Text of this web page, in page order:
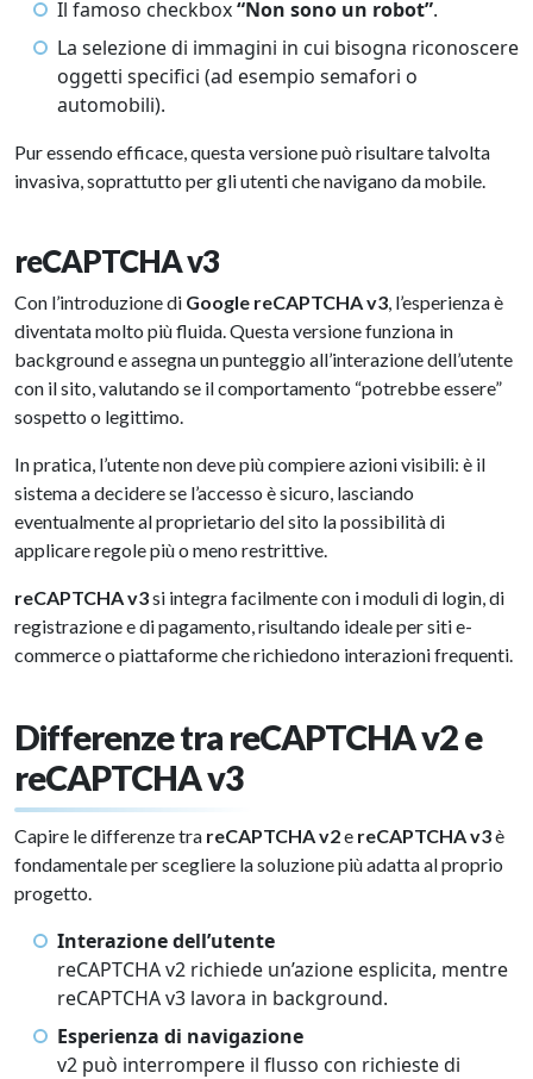
Il famoso checkbox“Non sono un robot”.
La selezione di immagini in cui bisogna riconoscere
oggetti specifici (ad esempio semafori o
automobili).
Pur essendo efficace, questa versione può risultare talvolta
invasiva, soprattutto per gli utenti che navigano da mobile.
reCAPTCHA v3
Con l’introduzione di Google reCAPTCHA v3, l’esperienza è
diventata molto più fluida. Questa versione funziona in
background e assegna un punteggio all’interazione dell’utente
con il sito, valutando se il comportamento “potrebbe essere”
sospetto o legittimo.
In pratica, l’utente non deve più compiere azioni visibili: è il
sistema a decidere se l’accesso è sicuro, lasciando
eventualmente al proprietario del sito la possibilità di
applicare regole più o meno restrittive.
reCAPTCHA v3si integra facilmente con i moduli di login, di
registrazione e di pagamento, risultando ideale per siti e-
commerce o piattaforme che richiedono interazioni frequenti.
Differenze tra reCAPTCHA v2 e
reCAPTCHA v3
Capire le differenze tra reCAPTCHA v2e reCAPTCHA v3è
fondamentale per scegliere la soluzione più adatta al proprio
progetto.
Interazione dell’utente
reCAPTCHA v2 richiede un’azione esplicita, mentre
reCAPTCHA v3 lavora in background.
Esperienza di navigazione
v2 può interrompere il flusso con richieste di